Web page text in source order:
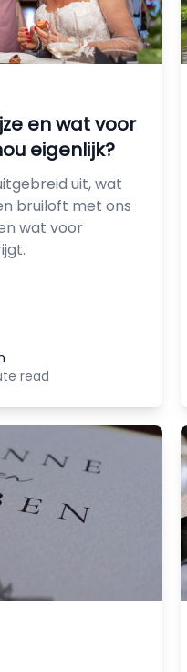
en wat voor
eigenlijk?
uit, wat
bruiloft met ons
wat voor
read